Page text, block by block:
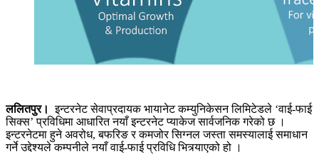
ललितपुर। इन्टरनेट सेवाप्रदायक भायानेट कम्युनिकेसन लिमिटेडले ‘वाई-फाई
सिक्स’ प्रविधिमा आधारित नयाँ इन्टरनेट प्याकेज सार्वजनिक गरेको छ ।
इन्टरनेटमा हुने अवरोध, बफरिङ र कमजोर सिग्नल जस्ता समस्यालाई समाधान
गर्ने उद्देश्यले कम्पनीले नयाँ वाई-फाई प्रविधि भित्र्याएको हो ।